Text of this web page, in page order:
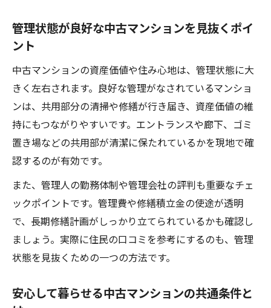
管理状態が良好な中古マンションを見抜くポイ
ント
中古マンションの資産価値や住み心地は、管理状態に大
きく左右されます。良好な管理がなされているマンショ
ンは、共用部分の清掃や修繕が行き届き、資産価値の維
持にもつながりやすいです。エントランスや廊下、ゴミ
置き場などの共用部が清潔に保たれているかを現地で確
認するのが有効です。
また、管理人の勤務体制や管理会社の評判も重要なチェ
ックポイントです。管理費や修繕積立金の使途が透明
で、長期修繕計画がしっかり立てられているかも確認し
ましょう。実際に住民の口コミを参考にするのも、管理
状態を見抜くための一つの方法です。
安心して暮らせる中古マンションの共通条件と